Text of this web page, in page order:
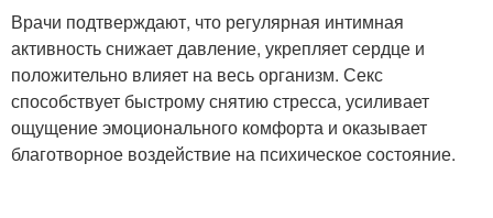
Врачи подтверждают, что регулярная интимная
активность снижает давление, укрепляет сердце и
положительно влияет на весь организм. Секс
способствует быстрому снятию стресса, усиливает
ощущение эмоционального комфорта и оказывает
благотворное воздействие на психическое состояние.